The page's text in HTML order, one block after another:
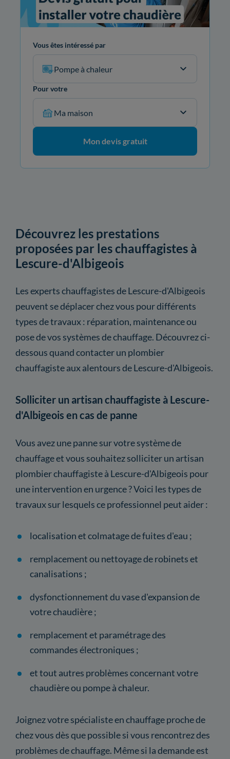
Vous êtes intéressé par
Pompe à chaleur
Pour votre
Ma maison
Mon devis gratuit
Découvrez les prestations
proposées par les chauffagistes à
Lescure-d'Albigeois
Les experts chauffagistes de Lescure-d'Albigeois
peuvent se déplacer chez vous pour différents
types de travaux : réparation, maintenance ou
pose de vos systèmes de chauffage. Découvrez ci-
dessous quand contacter un plombier
chauffagiste aux alentours de Lescure-d'Albigeois.
Solliciter un artisan chauffagiste à Lescure-
d'Albigeois en cas de panne
Vous avez une panne sur votre système de
chauffage et vous souhaitez solliciter un artisan
plombier chauffagiste à Lescure-d'Albigeois pour
une intervention en urgence ? Voici les types de
travaux sur lesquels ce professionnel peut aider :
localisation et colmatage de fuites d'eau ;
remplacement ou nettoyage de robinets et
canalisations ;
dysfonctionnement du vase d'expansion de
votre chaudière ;
remplacement et paramétrage des
commandes électroniques ;
et tout autres problèmes concernant votre
chaudière ou pompe à chaleur.
Joignez votre spécialiste en chauffage proche de
chez vous dès que possible si vous rencontrez des
problèmes de chauffage. Même si la demande est